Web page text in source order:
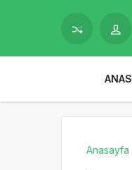
Anasayfa